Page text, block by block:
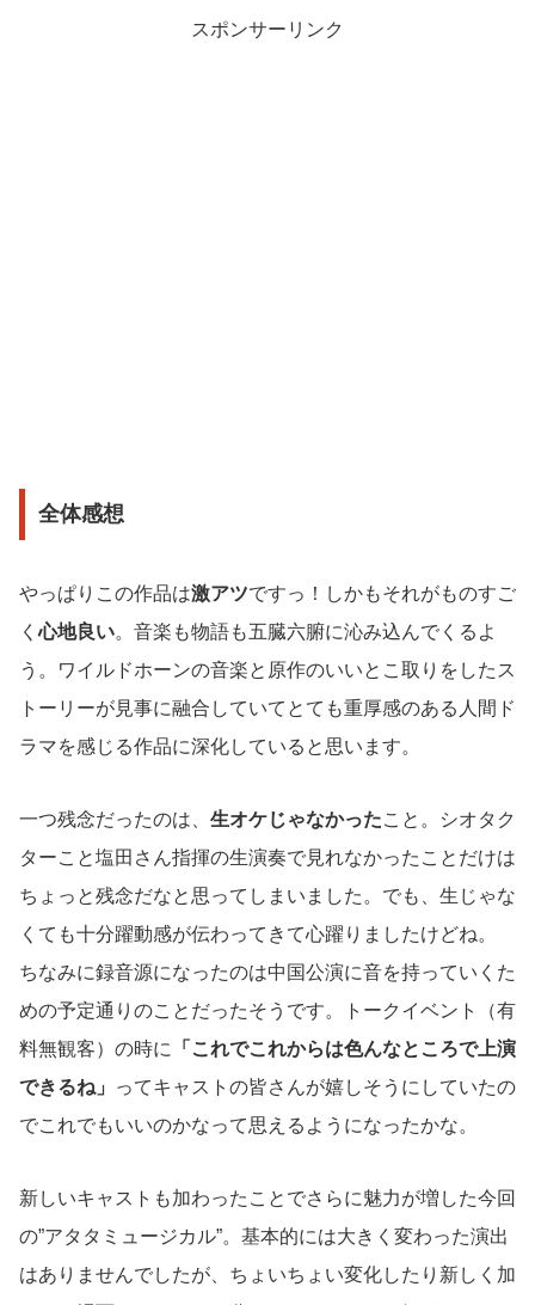
スポンサーリンク
全体感想
やっぱりこの作品は激アツですっ！しかもそれがものすご
く心地良い。音楽も物語も五臓六腑に沁み込んでくるよ
う。ワイルドホーンの音楽と原作のいいとこ取りをしたス
トーリーが見事に融合していてとても重厚感のある人間ド
ラマを感じる作品に深化していると思います。
一つ残念だったのは、 生オケじゃなかったこと。シオタク
ターこと塩田さん指揮の生演奏で見れなかったことだけは
ちょっと残念だなと思ってしまいました。でも、生じゃな
くても十分躍動感が伝わってきて心躍りましたけどね。
ちなみに録音源になったのは中国公演に音を持っていくた
めの予定通りのことだったそうです。トークイベント（有
料無観客）の時に
「これでこれからは色んなところで上演
できるね」
ってキャストの皆さんが嬉しそうにしていたの
でこれでもいいのかなって思えるようになったかな。
新しいキャストも加わったことでさらに魅力が増した今回
の”アタタミュージカル”。基本的には大きく変わった演出
はありませんでしたが、ちょいちょい変化したり新しく加